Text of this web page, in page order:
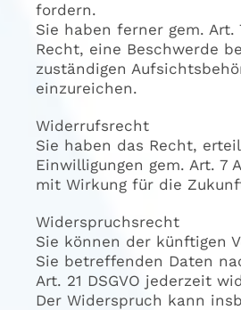
fordern.
Sie haben ferner gem. Art.
Recht, eine Beschwerde
zuständigen
einzureichen.
Widerrufsrecht
Sie haben das Recht,
Einwilligungen gem. Art. 7
mit Wirkung für die
Widerspruchsrecht
Sie können der künftigen
Sie betreffenden Daten
Art. 21 DSGVO jederzeit
Der Widerspruch kann